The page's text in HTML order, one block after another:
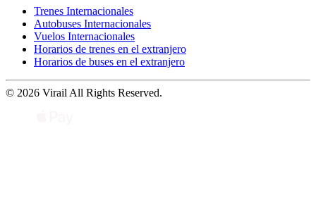
Trenes Internacionales
Autobuses Internacionales
Vuelos Internacionales
Horarios de trenes en el extranjero
Horarios de buses en el extranjero
© 2026 Virail All Rights Reserved.